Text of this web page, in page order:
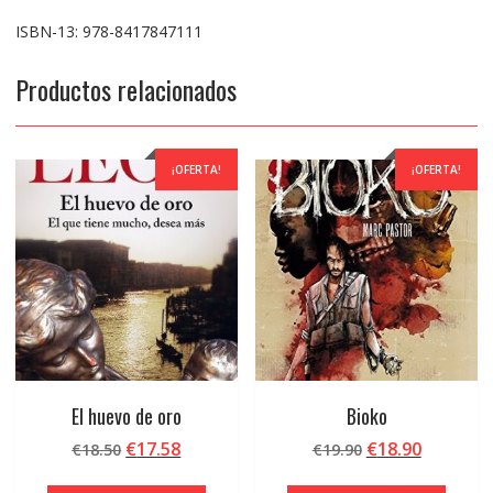
ISBN-13: 978-8417847111
Productos relacionados
¡OFERTA!
El huevo de oro
€18.50 El
€17.58El
¡OFERTA!
Bioko
€19.90 El
€18.90El